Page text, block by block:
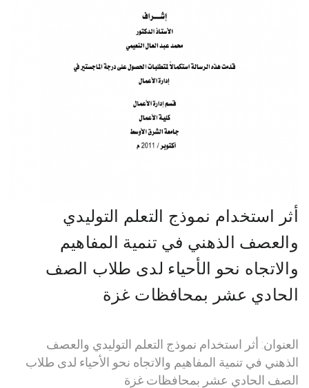
أثر استخدام نموذج التعلم التوليدي
والعصف الذهني في تنمية المفاهيم
والاتجاه نحو الأحياء لدى طلاب الصف
الحادي عشر بمحافظات غزة
العنوان: أثر استخدام نموذج التعلم التوليدي والعصف
الذهني في تنمية المفاهيم والاتجاه نحو الأحياء لدى طلاب
الصف الحادي عشر بمحافظات غزة